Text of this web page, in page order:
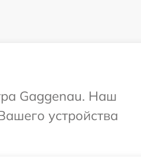
Gaggenau. Наш
устройства